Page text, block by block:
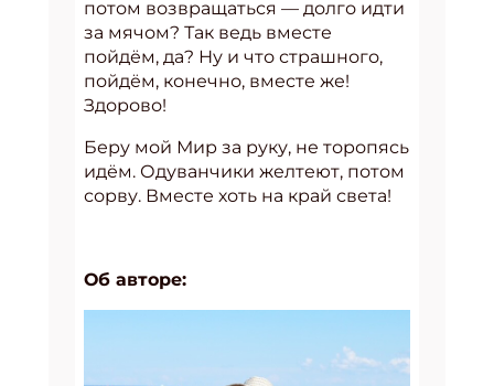
потом возвращаться — долго идти
за мячом? Так ведь вместе
пойдём, да? Ну и что страшного,
пойдём, конечно, вместе же!
Здорово!
Беру мой Мир за руку, не торопясь
идём. Одуванчики желтеют, потом
сорву. Вместе хоть на край света!
Об авторе: